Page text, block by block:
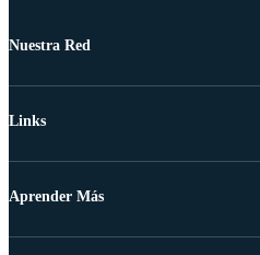
Nuestra Red
Links
Aprender Más